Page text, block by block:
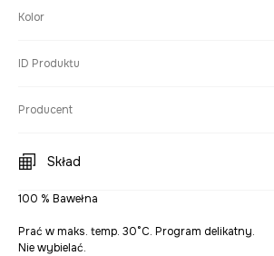
Kolor
ID Produktu
Producent
Skład
100 % Bawełna
Prać w maks. temp. 30°C. Program delikatny.
Nie wybielać.